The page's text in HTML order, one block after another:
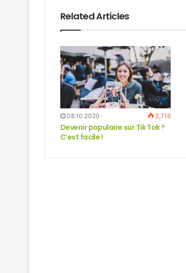
Related Articles
08.10.2020 2,716
Devenir populaire sur Tik Tok ?
C’est facile !